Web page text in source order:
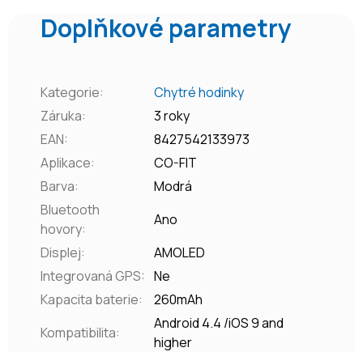
Doplňkové parametry
Kategorie:
Chytré hodinky
Záruka:
3 roky
EAN:
8427542133973
Aplikace:
CO-FIT
Barva:
Modrá
Bluetooth
hovory:
Ano
Displej:
AMOLED
Integrovaná GPS: Ne
Kapacita baterie:
260mAh
Kompatibilita:
Android 4.4 /iOS 9 and
higher